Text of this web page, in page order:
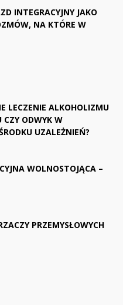
INTEGRACYJNY JAKO
NA KTÓRE W
LECZENIE ALKOHOLIZMU
CZY ODWYK W
UZALEŻNIEŃ?
WOLNOSTOJĄCA –
PRZEMYSŁOWYCH